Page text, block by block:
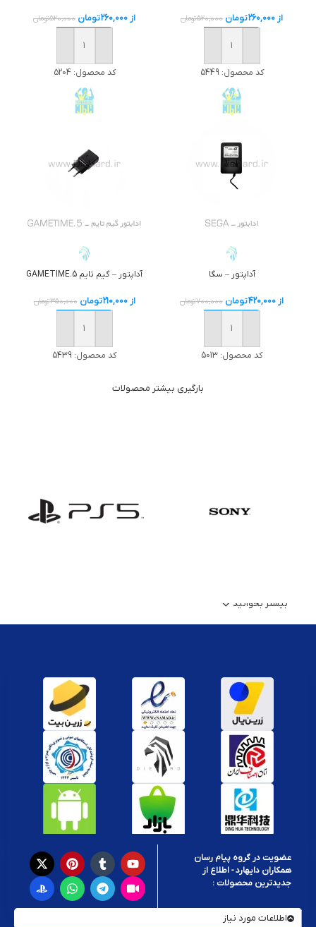
از 260,000تومان 520,000تومان
خرید
کد محصول:5449
از 260,000تومان 520,000تومان
خرید
کد محصول: 5204
آداپتور – سگا
از 420,000تومان 700,000تومان
خرید
کد محصول: 5013
آداپتور – گیم تایم GAMETIME.5
از210,000تومان 350,000تومان
خرید
کد محصول: 5439
بارگیری بیشتر محصولات
بیشتر بخوانید
عضویت در گروه پیام رسان
همکاران دایهارد - اطلاع از
جدیدترین محصولات :
اطلاعات مورد نیاز